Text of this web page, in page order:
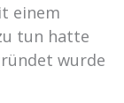
einem
tun hatte
wurde